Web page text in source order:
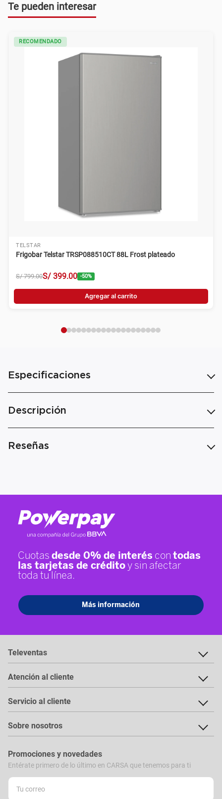
Te pueden interesar
RECOMENDADO
TELSTAR
Frigobar Telstar TRSP088510CT 88L Frost plateado
S/ 799.00S/ 399.00 -50%
Agregar al carrito
Especificaciones
Descripción
Reseñas
Televentas
Atención al cliente
Servicio al cliente
Sobre nosotros
Promociones y novedades
Entérate primero de lo último en CARSA que tenemos para ti